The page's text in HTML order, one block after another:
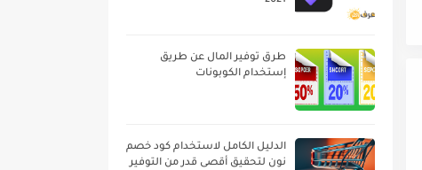
طرق توفير المال عن طريق
إستخدام الكوبونات
الدليل الكامل لاستخدام كود خصم
نون لتحقيق أقصى قدر من التوفير